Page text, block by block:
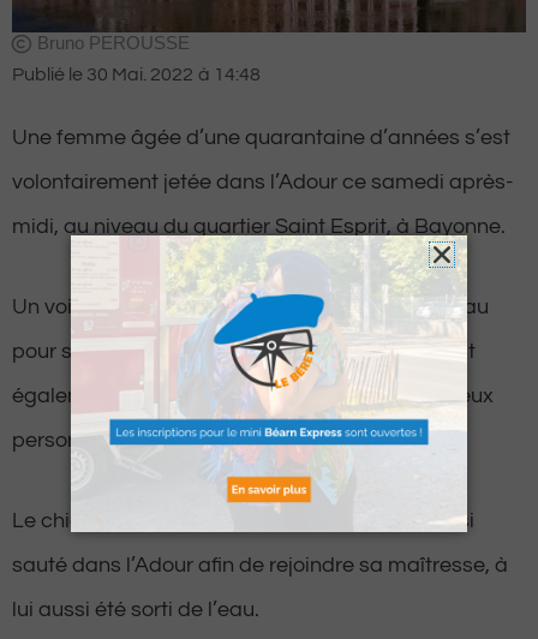
Bruno PEROUSSE
Publié le 30 Mai. 2022 à 14:48
Une femme âgée d’une quarantaine d’années s’est
volontairement jetée dans l’Adour ce samedi après-
midi, au niveau du quartier Saint Esprit, à Bayonne.
Un voisin, qui a assisté à la scène, a sauté à l’eau
pour secourir la désespérée. Deux policiers sont
également intervenus pour sortir de l’eau les deux
personnes.
Le chien de la quadragénaire, qui avait lui aussi
sauté dans l’Adour afin de rejoindre sa maîtresse, à
lui aussi été sorti de l’eau.